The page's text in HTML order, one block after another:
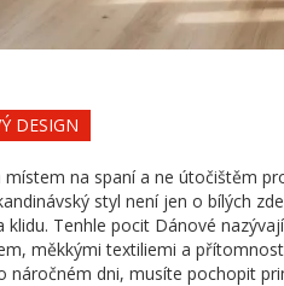
DESIGN
na spaní a ne útočištěm
styl není jen o bílých
klidu. Tenhle pocit Dánové nazývají
měkkými textiliemi a
náročném dni, musíte pochopit